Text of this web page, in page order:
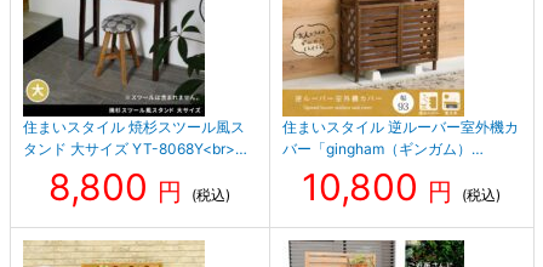
住まいスタイル 焼杉スツール風ス
タンド 大サイズ YT-8068Y<br>…
8,800 円 (税込)
住まいスタイル 逆ルーバー室外機カ
バー「gingham（ギンガム）…
10,800 円 (税込)